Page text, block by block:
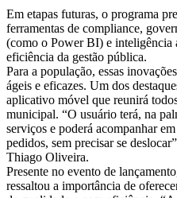
Em etapas futuras, o programa
ferramentas de compliance,
(como o Power BI) e inteligência
eficiência da gestão pública.
Para a população, essas
ágeis e eficazes. Um dos
aplicativo móvel que reunirá
municipal. “O usuário terá, na
serviços e poderá acompanhar
pedidos, sem precisar se
Thiago Oliveira.
Presente no evento de
ressaltou a importância de